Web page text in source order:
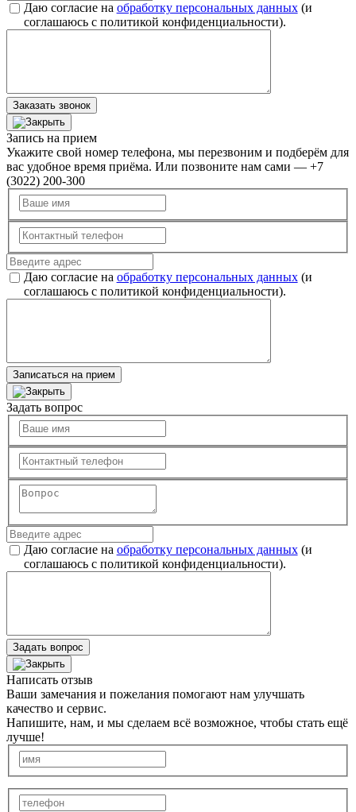
Даю согласие на обработку персональных данных(и
соглашаюсь с политикой конфиденциальности).
Заказать звонок
Запись на прием
Укажите свой номер телефона, мы перезвоним и подберём для
вас удобное время приёма. Или позвоните нам сами — +7
(3022) 200-300
Даю согласие на обработку персональных данных(и
соглашаюсь с политикой конфиденциальности).
Записаться на прием
Задать вопрос
Даю согласие на обработку персональных данных(и
соглашаюсь с политикой конфиденциальности).
Задать вопрос
Написать отзыв
Ваши замечания и пожелания помогают нам улучшать
качество и сервис.
Напишите, нам, и мы сделаем всё возможное, чтобы стать ещё
лучше!